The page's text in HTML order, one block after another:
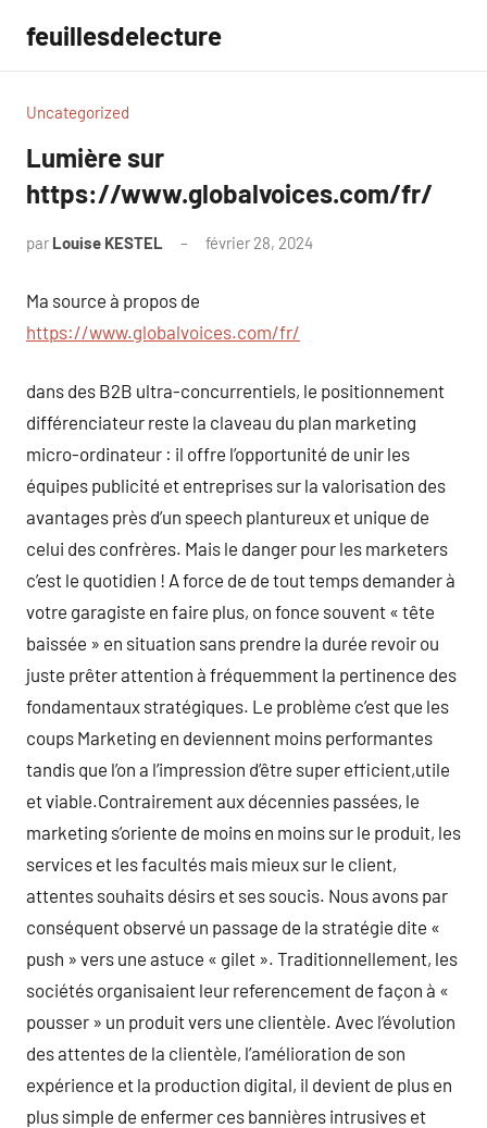
contenu
feuillesdelecture
Uncategorized
Lumière sur
https://www.globalvoices.com/fr/
par Louise KESTEL février 28, 2024
Ma source à propos de
https://www.globalvoices.com/fr/
dans des B2B ultra-concurrentiels, le positionnement
différenciateur reste la claveau du plan marketing
micro-ordinateur : il offre l’opportunité de unir les
équipes publicité et entreprises sur la valorisation des
avantages près d’un speech plantureux et unique de
celui des confrères. Mais le danger pour les marketers
c’est le quotidien ! A force de de tout temps demander à
votre garagiste en faire plus, on fonce souvent « tête
baissée » en situation sans prendre la durée revoir ou
juste prêter attention à fréquemment la pertinence des
fondamentaux stratégiques. Le problème c’est que les
coups Marketing en deviennent moins performantes
tandis que l’on a l’impression d’être super efficient,utile
et viable.Contrairement aux décennies passées, le
marketing s’oriente de moins en moins sur le produit, les
services et les facultés mais mieux sur le client,
attentes souhaits désirs et ses soucis. Nous avons par
conséquent observé un passage de la stratégie dite «
push » vers une astuce « gilet ». Traditionnellement, les
sociétés organisaient leur referencement de façon à «
pousser » un produit vers une clientèle. Avec l’évolution
des attentes de la clientèle, l’amélioration de son
expérience et la production digital, il devient de plus en
plus simple de enfermer ces bannières intrusives et